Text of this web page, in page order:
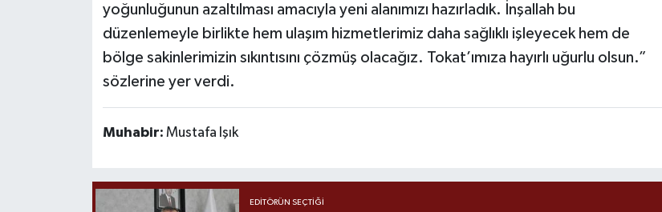
yoğunluğunun azaltılması amacıyla yeni alanımızı hazırladık. İnşallah bu
düzenlemeyle birlikte hem ulaşım hizmetlerimiz daha sağlıklı işleyecek hem de
bölge sakinlerimizin sıkıntısını çözmüş olacağız. Tokat’ımıza hayırlı uğurlu olsun.”
sözlerine yer verdi.
Muhabir: Mustafa Işık
EDITÖRÜN SEÇTIĞI